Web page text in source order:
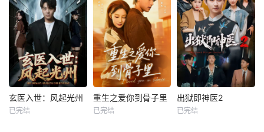
玄医入世：风起光州
已完结
重生之爱你到骨子里
已完结
出狱即神医2
已完结